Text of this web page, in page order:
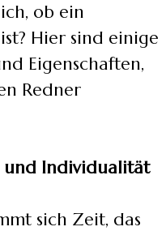
ob ein
Hier sind einige
Eigenschaften,
Redner
und Individualität
sich Zeit, das